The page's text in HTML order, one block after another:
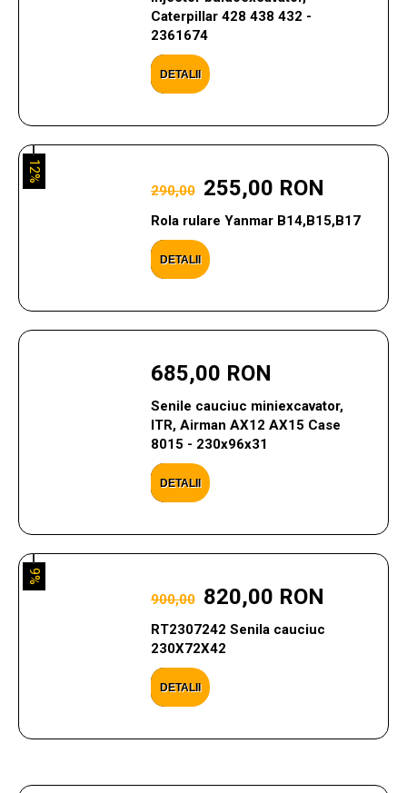
Caterpillar 428 438 432 -
2361674
DETALII
290,00 255,00 RON
Rola rulare Yanmar B14,B15,B17
DETALII
12%
685,00 RON
Senile cauciuc miniexcavator,
ITR, Airman AX12 AX15 Case
8015 - 230x96x31
DETALII
900,00 820,00 RON
RT2307242 Senila cauciuc
230X72X42
DETALII
9%